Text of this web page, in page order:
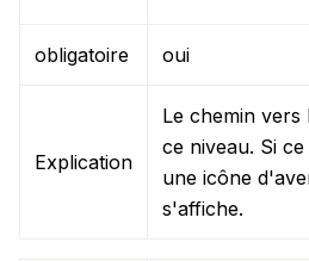
obligatoire oui
Explication
Le chemin
ce niveau. Si
une icône
s'affiche.